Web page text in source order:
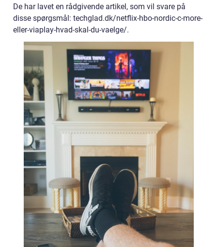
De har lavet en rådgivende artikel, som vil svare på
disse spørgsmål: techglad.dk/netflix-hbo-nordic-c-more-
eller-viaplay-hvad-skal-du-vaelge/.